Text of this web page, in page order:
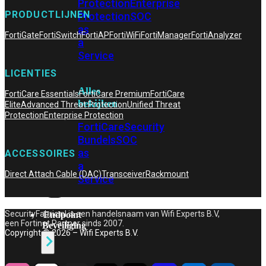
ProtectionEnterprise
ProtectionSOC
as
a
Service
Alles
bekijken
FortiCareSecurity
BundelsSOC
as
a
Service
Endpoint
Beveiliging
PRODUCTLIJNEN
FortiGateFortiSwitchFortiAPFortiWiFiFortiManagerFortiAnalyzer
LICENTIES
FortiCare EssentialsFortiCare PremiumFortiCare
EliteAdvanced Threat ProtectionUnified Threat
ProtectionEnterprise Protection
ACCESSOIRES
Direct Attach Cable (DAC)TransceiverRackmount
SecurityFabric.nl is een handelsnaam van Wifi Experts B.V,
een Fortinet Partner sinds 2007.
Copyright © 2026 – Wifi Experts B.V.